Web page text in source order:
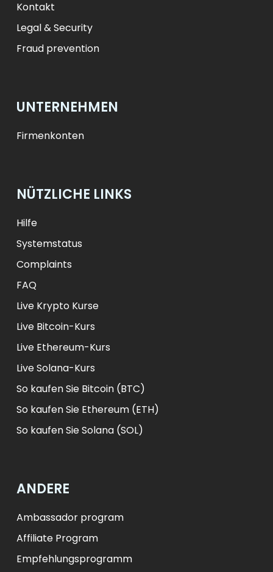
Kontakt
Legal & Security
Fraud prevention
UNTERNEHMEN
Firmenkonten
NÜTZLICHE LINKS
Hilfe
Systemstatus
Complaints
FAQ
Live Krypto Kurse
Live Bitcoin-Kurs
Live Ethereum-Kurs
Live Solana-Kurs
So kaufen Sie Bitcoin (BTC)
So kaufen Sie Ethereum (ETH)
So kaufen Sie Solana (SOL)
ANDERE
Ambassador program
Affiliate Program
Empfehlungsprogramm